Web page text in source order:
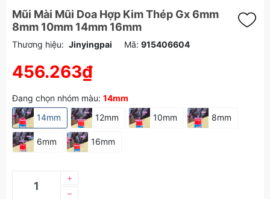
Mũi Mài Mũi Doa Hợp Kim Thép Gx 6mm
8mm 10mm 14mm 16mm
Thương hiệu: Jinyingpai Mã: 915406604
456.263₫
Đang chọn nhóm màu: 14mm
14mm
12mm 10mm 8mm
6mm 16mm
–
+